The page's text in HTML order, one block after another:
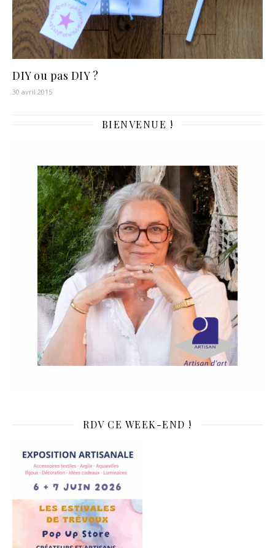
DIY ou pas DIY ?
30 avril 2015
BIENVENUE !
RDV CE WEEK-END !